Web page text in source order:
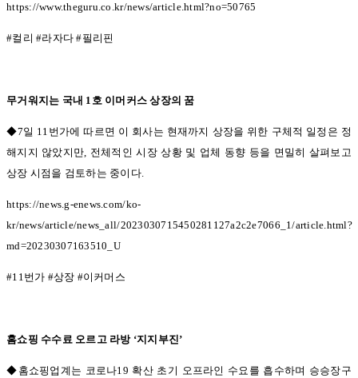
https://www.theguru.co.kr/news/article.html?no=50765
#컬리#라자다#필리핀
무거워지는 국내 1 호 이머커스 상장의 꿈
◆7일 11 번가에 따르면 이 회사는 현재까지 상장을 위한 구체적 일정은 정
해지지 않았지만, 전체적인 시장 상황 및 업체 동향 등을 면밀히 살펴보고
상장 시점을 검토하는 중이다.
https://news.g-enews.com/ko-
kr/news/article/news_all/2023030715450281127a2c2e7066_1/article.html?
md=20230307163510_U
#11번가 #상장 #이커머스
홈쇼핑 수수료 오르고 라방 ‘지지부진’
◆홈쇼핑업계는 코로나19 확산 초기 오프라인 수요를 흡수하며 승승장구